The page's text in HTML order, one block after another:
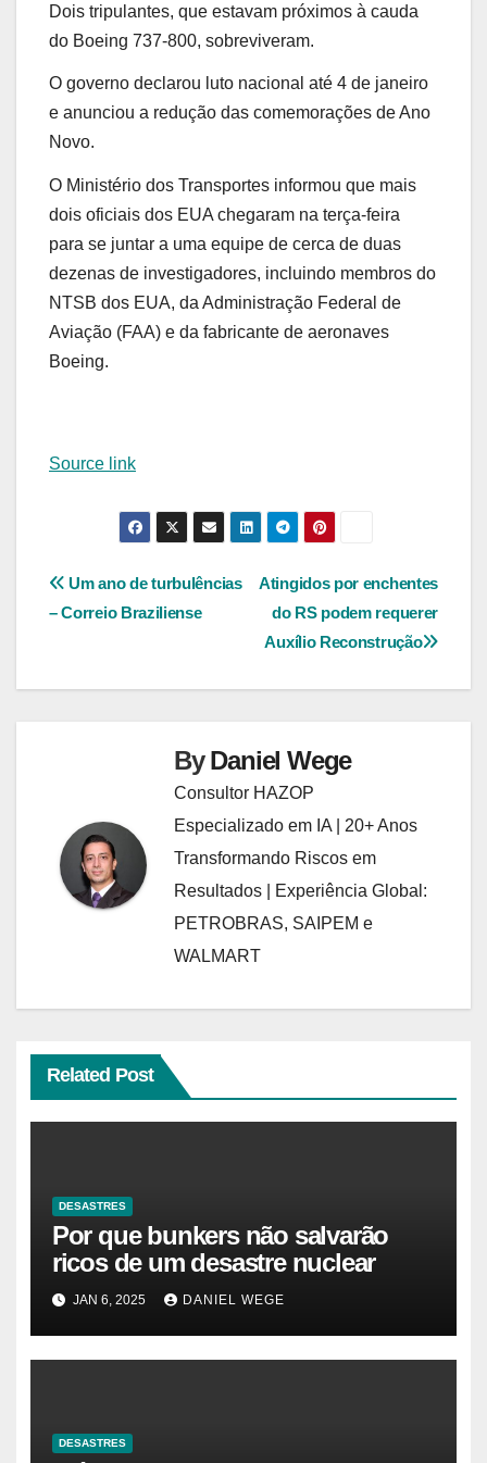
Dois tripulantes, que estavam próximos à cauda
do Boeing 737-800, sobreviveram.
O governo declarou luto nacional até 4 de janeiro
e anunciou a redução das comemorações de Ano
Novo.
O Ministério dos Transportes informou que mais
dois oficiais dos EUA chegaram na terça-feira
para se juntar a uma equipe de cerca de duas
dezenas de investigadores, incluindo membros do
NTSB dos EUA, da Administração Federal de
Aviação (FAA) e da fabricante de aeronaves
Boeing.
Source link
Navegação
Atingidos por enchentes
do RS podem requerer
Auxílio Reconstrução
Um ano de turbulências
– Correio Braziliense
ByDaniel Wege
Consultor HAZOP
Especializado em IA | 20+ Anos
Transformando Riscos em
Resultados | Experiência Global:
PETROBRAS, SAIPEM e
WALMART
Related Post
DESASTRES
Por que bunkers não salvarão
ricos de um desastre nuclear
JAN 6, 2025 DANIEL WEGE
DESASTRES